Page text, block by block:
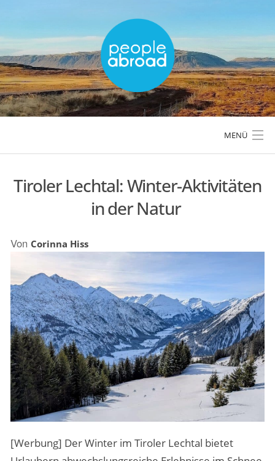
content
MENÜ
LÄNDER & REGIONEN
AKTIVREISEN & OUTDOOR
MENSCHEN & STORIES
ÜBER PEOPLE ABROAD
Tiroler Lechtal: Winter-Aktivitäten
in der Natur
Von Corinna Hiss
[Werbung] Der Winter im Tiroler Lechtal bietet